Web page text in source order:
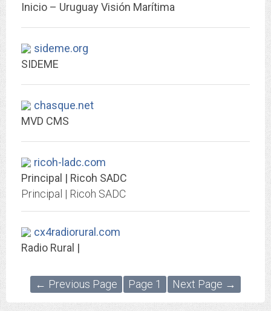
Inicio – Uruguay Visión Marítima
sideme.org
SIDEME
chasque.net
MVD CMS
ricoh-ladc.com
Principal | Ricoh SADC
Principal | Ricoh SADC
cx4radiorural.com
Radio Rural |
← Previous Page Page 1 Next Page →